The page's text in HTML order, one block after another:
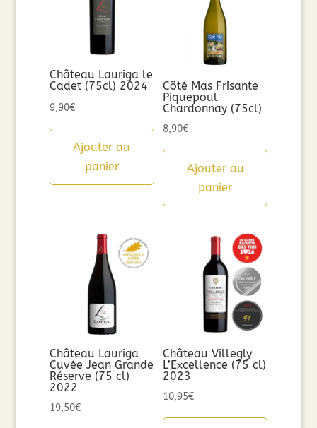
Château Lauriga le
Cadet (75cl) 2024
9,90€
Ajouter au
panier
Côté Mas Frisante
Piquepoul
Chardonnay (75cl)
8,90€
Ajouter au
panier
Château Lauriga
Cuvée Jean Grande
Réserve (75 cl)
2022
19,50€
Château Villegly
L’Excellence (75 cl)
2023
10,95€